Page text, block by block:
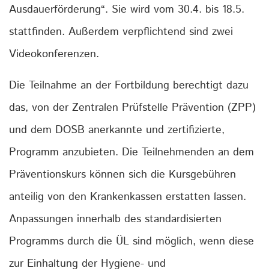
Ausdauerförderung“. Sie wird vom 30.4. bis 18.5.
stattfinden. Außerdem verpflichtend sind zwei
Videokonferenzen.
Die Teilnahme an der Fortbildung berechtigt dazu
das, von der Zentralen Prüfstelle Prävention (ZPP)
und dem DOSB anerkannte und zertifizierte,
Programm anzubieten. Die Teilnehmenden an dem
Präventionskurs können sich die Kursgebühren
anteilig von den Krankenkassen erstatten lassen.
Anpassungen innerhalb des standardisierten
Programms durch die ÜL sind möglich, wenn diese
zur Einhaltung der Hygiene- und